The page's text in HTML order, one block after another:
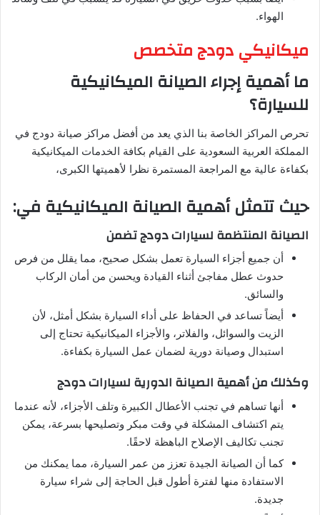
الهواء.
ميكانيكي دودج متخصص
ما أهمية إجراء الصيانة الميكانيكية
للسيارة؟
تحرص المراكز الخاصة بنا الذي يعد من أفضل مراكز صيانة دودج في
المملكة العربية السعودية على القيام بكافة الخدمات الميكانيكية
بكفاءة عالية مع المراجعة المستمرة نظرا لأهميتها الكبرى،
حيث تتمثل أهمية الصيانة الميكانيكية في:
الصيانة المنتظمة لسيارات دودج تضمن
أن جميع أجزاء السيارة تعمل بشكل صحيح، مما يقلل من فرص
حدوث عطل مفاجئ أثناء القيادة ويحسن من أمان الركاب
والسائق.
أيضاً تساعد في الحفاظ على أداء السيارة بشكل أمثل، لأن
الزيت والسوائل، والفلاتر، والأجزاء الميكانيكية تحتاج إلى
استبدال وصيانة دورية لضمان عمل السيارة بكفاءة.
وكذلك من أهمية الصيانة الدورية لسيارات دودج
أنها تساهم في تجنب الأعطال الكبيرة وتلف الأجزاء، لأنه عندما
يتم اكتشاف المشكلة في وقت مبكر وتصليحها بسرعة، يمكن
تجنب تكاليف الإصلاح الباهظة لاحقًا.
كما أن الصيانة الجيدة تعزز من عمر السيارة، مما يمكنك من
الاستفادة منها لفترة أطول قبل الحاجة إلى شراء سيارة
جديدة.